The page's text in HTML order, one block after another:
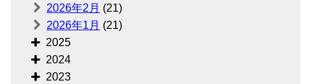
2026年2月 (21)
2026年1月 (21)
2025
2024
2023